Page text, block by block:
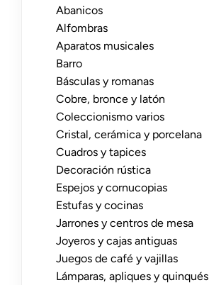
Abanicos
Alfombras
Aparatos musicales
Barro
Básculas y romanas
Cobre, bronce y latón
Coleccionismo varios
Cristal, cerámica y porcelana
Cuadros y tapices
Decoración rústica
Espejos y cornucopias
Estufas y cocinas
Jarrones y centros de mesa
Joyeros y cajas antiguas
Juegos de café y vajillas
Lámparas, apliques y quinqués